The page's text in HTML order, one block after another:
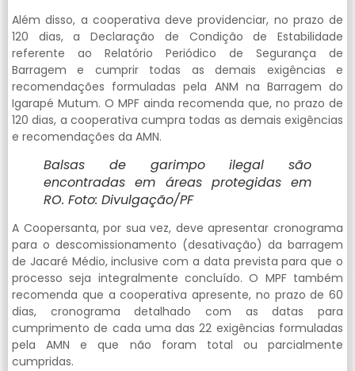
Além disso, a cooperativa deve providenciar, no prazo de
120 dias, a Declaração de Condição de Estabilidade
referente ao Relatório Periódico de Segurança de
Barragem e cumprir todas as demais exigências e
recomendações formuladas pela ANM na Barragem do
Igarapé Mutum. O MPF ainda recomenda que, no prazo de
120 dias, a cooperativa cumpra todas as demais exigências
e recomendações da AMN.
Balsas de garimpo ilegal são
encontradas em áreas protegidas em
RO. Foto: Divulgação/PF
A Coopersanta, por sua vez, deve apresentar cronograma
para o descomissionamento (desativação) da barragem
de Jacaré Médio, inclusive com a data prevista para que o
processo seja integralmente concluído. O MPF também
recomenda que a cooperativa apresente, no prazo de 60
dias, cronograma detalhado com as datas para
cumprimento de cada uma das 22 exigências formuladas
pela AMN e que não foram total ou parcialmente
cumpridas.